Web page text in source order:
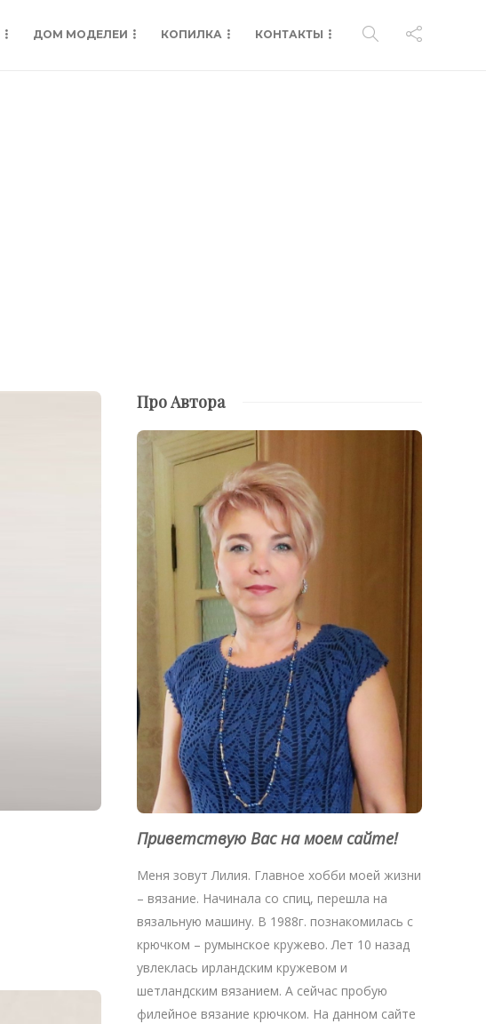
ДОМ МОДЕЛЕИ КОПИЛКА КОНТАКТЫ
Про Автора
Приветствую Вас на моем сайте!
Меня зовут Лилия. Главное хобби моей жизни
– вязание. Начинала со спиц, перешла на
вязальную машину. В 1988г. познакомилась с
крючком – румынское кружево. Лет 10 назад
увлеклась ирландским кружевом и
шетландским вязанием. А сейчас пробую
филейное вязание крючком. На данном сайте